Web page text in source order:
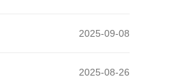
2025-09-08
2025-08-26